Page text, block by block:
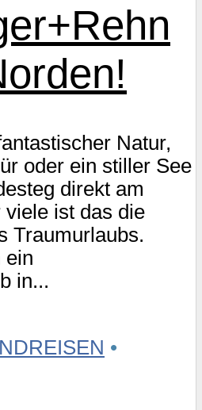
Natur,
oder ein stiller See
direkt am
viele ist das die
Traumurlaubs.
ein
in...
•